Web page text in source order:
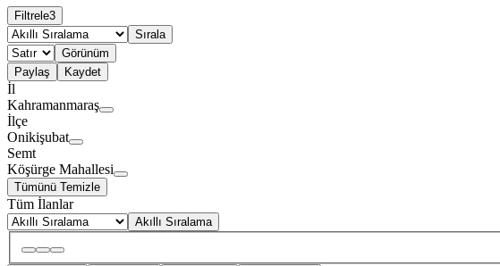
Filtrele3
Sırala
Görünüm
Paylaş
Kaydet
İl
Kahramanmaraş
İlçe
Onikişubat
Semt
Köşürge Mahallesi
Tümünü Temizle
Tüm İlanlar
Akıllı Sıralama